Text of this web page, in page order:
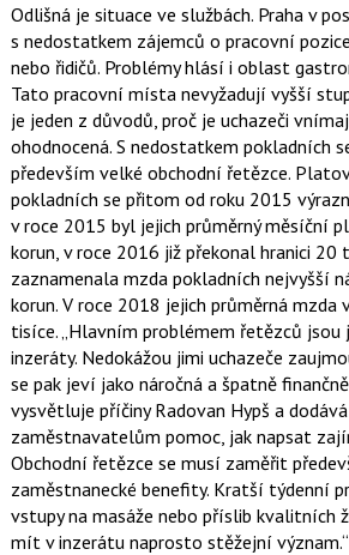
Odlišná je situace ve službách. Praha v
s nedostatkem zájemců o pracovní
nebo řidičů. Problémy hlásí i oblast
Tato pracovní místa nevyžadují vyšší
je jeden z důvodů, proč je uchazeči
ohodnocená. S nedostatkem pokladních
především velké obchodní řetězce.
pokladních se přitom od roku 2015
v roce 2015 byl jejich průměrný měsíční
korun, v roce 2016 již překonal hranici 20
zaznamenala mzda pokladních nejvyšší
korun. V roce 2018 jejich průměrná
tisíce. „Hlavním problémem řetězců jsou
inzeráty. Nedokážou jimi uchazeče
se pak jeví jako náročná a špatně
vysvětluje příčiny Radovan Hypš a
zaměstnavatelům pomoc, jak napsat
Obchodní řetězce se musí zaměřit
zaměstnanecké benefity. Kratší týdenní
vstupy na masáže nebo příslib kvalitních
mít v inzerátu naprosto stěžejní význam.“